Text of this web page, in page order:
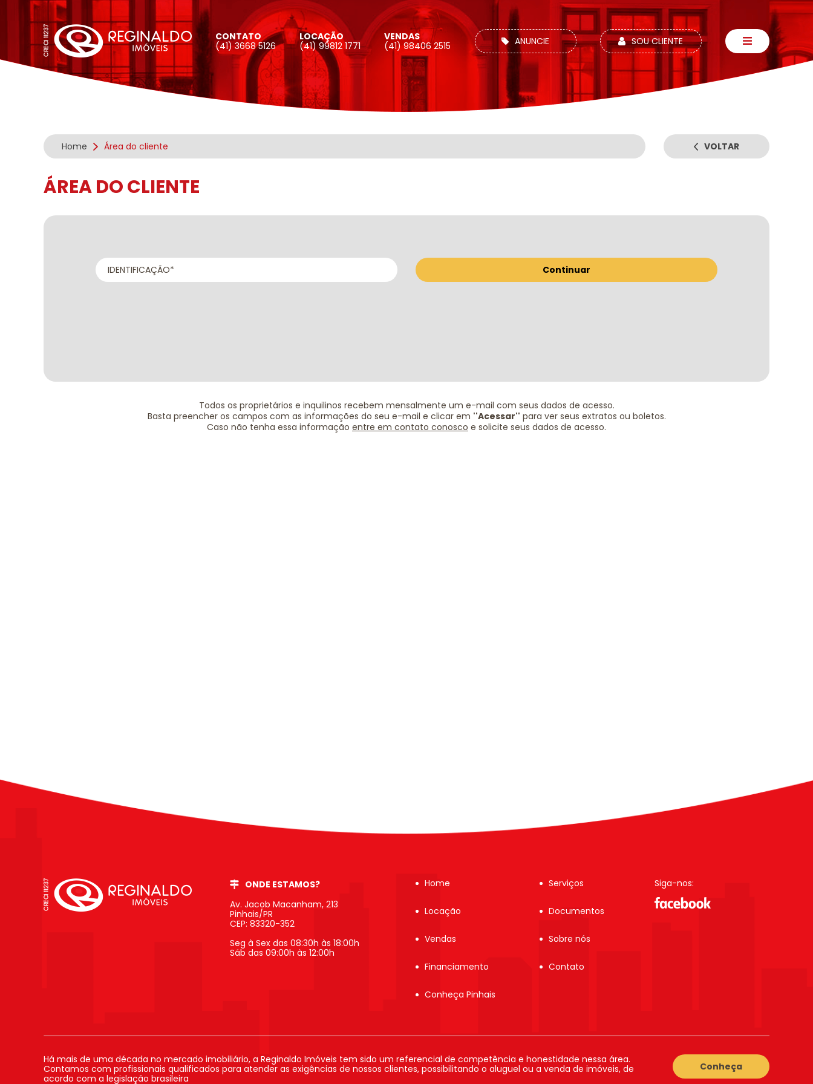
CONTATO
(41) 3668 5126
LOCAÇÃO
(41) 99812 1771
VENDAS
(41) 98406 2515
ANUNCIE SOU CLIENTE
Home Área do cliente VOLTAR
ÁREA DO CLIENTE
Continuar
Todos os proprietários e inquilinos recebem mensalmente um e-mail com seus dados de acesso.
Basta preencher os campos com as informações do seu e-mail e clicar em ''Acessar'' para ver seus extratos ou boletos.
Caso não tenha essa informação entre em contato conosco e solicite seus dados de acesso.
ONDE ESTAMOS?
Av. Jacob Macanham, 213
Pinhais/PR
CEP: 83320-352
Seg à Sex das 08:30h às 18:00h
Sáb das 09:00h às 12:00h
Home
Locação
Vendas
Financiamento
Conheça Pinhais
Serviços
Documentos
Sobre nós
Contato
Siga-nos:
Há mais de uma década no mercado imobiliário, a Reginaldo Imóveis tem sido um referencial de competência e honestidade nessa área.
Contamos com profissionais qualificados para atender as exigências de nossos clientes, possibilitando o aluguel ou a venda de imóveis, de
acordo com a legislação brasileira
Conheça